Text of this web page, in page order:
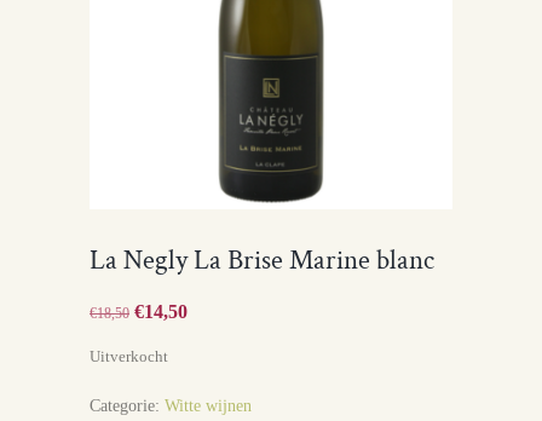
La Negly La Brise Marine blanc
€18,50 Oorspronkelijke
was:
€14,50Huidige
Uitverkocht
Categorie: Witte wijnen